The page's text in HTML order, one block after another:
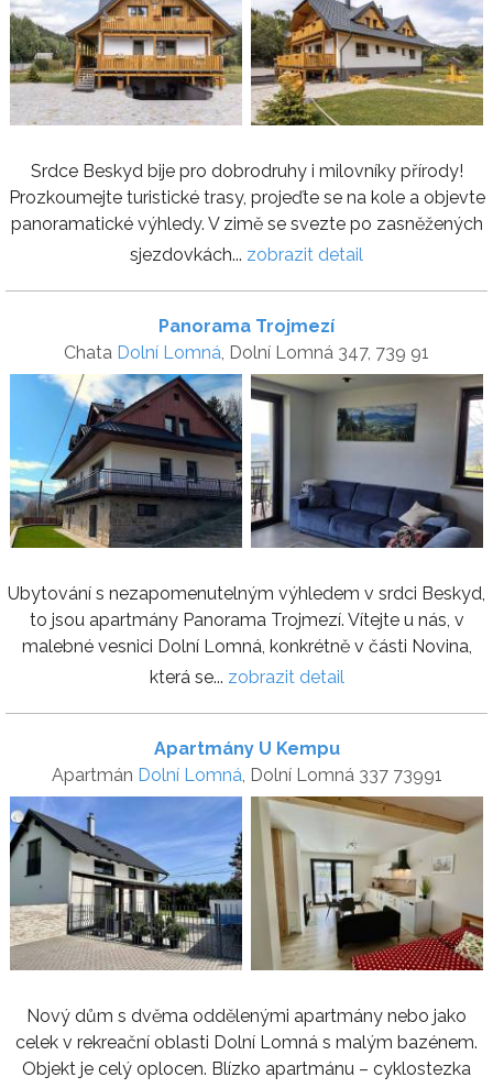
Srdce Beskyd bije pro dobrodruhy i milovníky přírody!
Prozkoumejte turistické trasy, projeďte se na kole a objevte
panoramatické výhledy. V zimě se svezte po zasněžených
sjezdovkách... zobrazit detail
Panorama Trojmezí
Chata Dolní Lomná , Dolní Lomná 347, 739 91
Ubytování s nezapomenutelným výhledem v srdci Beskyd,
to jsou apartmány Panorama Trojmezí. Vítejte u nás, v
malebné vesnici Dolní Lomná, konkrétně v části Novina,
která se... zobrazit detail
Apartmány U Kempu
Apartmán Dolní Lomná, Dolní Lomná 337 73991
Nový dům s dvěma oddělenými apartmány nebo jako
celek v rekreační oblasti Dolní Lomná s malým bazénem.
Objekt je celý oplocen. Blízko apartmánu – cyklostezka